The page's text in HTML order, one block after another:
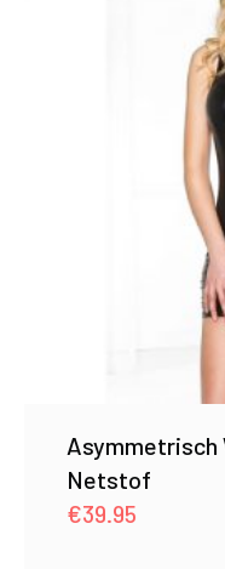
Netstof
€39.95